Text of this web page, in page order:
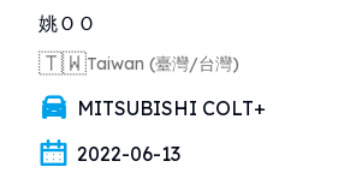
姚ＯＯ
🇹🇼Taiwan (臺灣/台灣)
MITSUBISHI COLT+
2022-06-13